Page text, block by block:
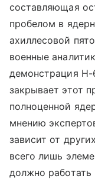
составляющая
пробелом в
ахиллесовой
военные
демонстрация H-
закрывает этот
полноценной
мнению
зависит от
всего лишь
должно работать